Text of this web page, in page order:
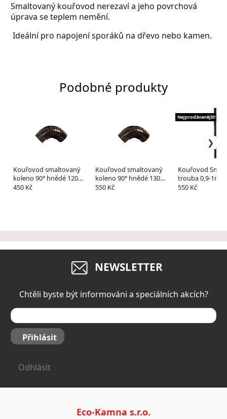
Smaltovaný kouřovod nerezaví a jeho povrchová
úprava se teplem nemění.
Ideální pro napojení sporáků na dřevo nebo kamen.
Podobné produkty
Kouřovod smaltovaný
koleno 90° hnědé 120
mm černá
450 Kč
Kouřovod smaltovaný
koleno 90° hnědé 130
mm / černá
550 Kč
Kouřovod
trouba 0,9-1m/
černá
Nejprodávanější!
550 Kč
NEWSLETTER
Chtěli byste být informováni a speciálních akcích?
Přihlásit
Odhlásit
Eco-Kamna s.r.o.